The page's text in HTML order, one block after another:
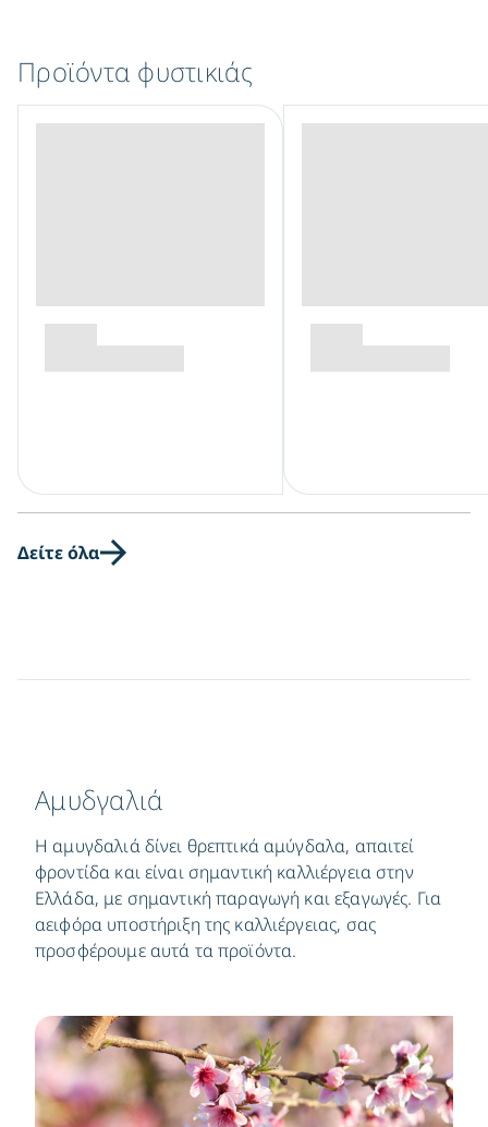
Προϊόντα φυστικιάς
Δείτε όλα
Αμυδγαλιά
Η αμυγδαλιά δίνει θρεπτικά αμύγδαλα, απαιτεί
φροντίδα και είναι σημαντική καλλιέργεια στην
Ελλάδα, με σημαντική παραγωγή και εξαγωγές. Για
αειφόρα υποστήριξη της καλλιέργειας, σας
προσφέρουμε αυτά τα προϊόντα.